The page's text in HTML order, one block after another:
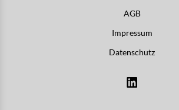
AGB
Impressum
Datenschutz